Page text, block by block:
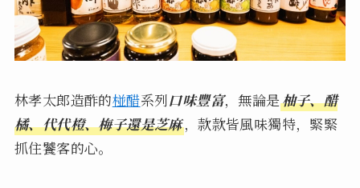
林孝太郎造酢的椪醋系列口味豐富，無論是柚子、醋
橘、代代橙、梅子還是芝麻，款款皆風味獨特，緊緊
抓住饕客的心。